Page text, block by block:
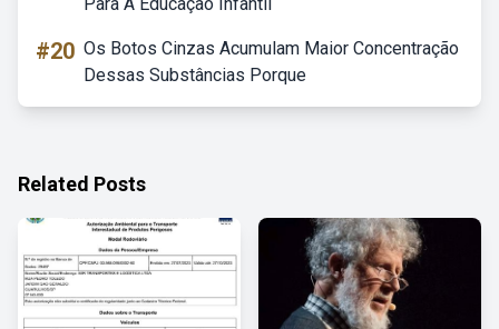
#20 Os Botos Cinzas Acumulam Maior Concentração
Dessas Substâncias Porque
Related Posts